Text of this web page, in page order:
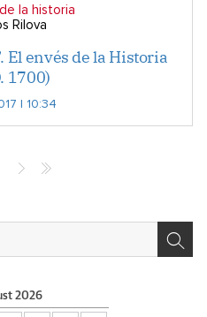
la historia
Rilova
El envés de la Historia
1700)
| 10:34
2026